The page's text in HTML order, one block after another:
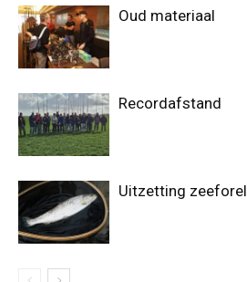
Oud materiaal
Recordafstand
Uitzetting zeeforel